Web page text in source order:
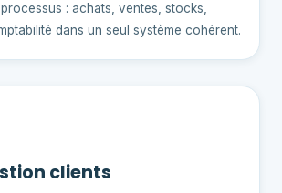
: achats, ventes, stocks,
dans un seul système cohérent.
clients